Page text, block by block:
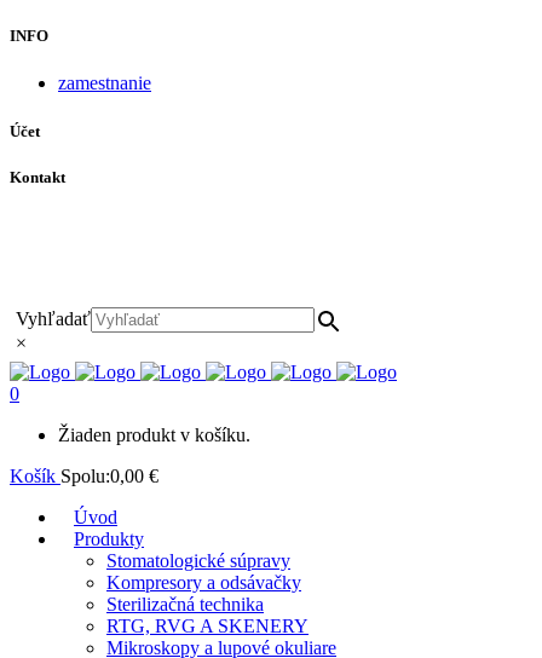
INFO
zamestnanie
Účet
Kontakt
Vyhľadať
×
0
Žiaden produkt v košíku.
Košík Spolu:0,00 €
Úvod
Produkty
Stomatologické súpravy
Kompresory a odsávačky
Sterilizačná technika
RTG, RVG A SKENERY
Mikroskopy a lupové okuliare